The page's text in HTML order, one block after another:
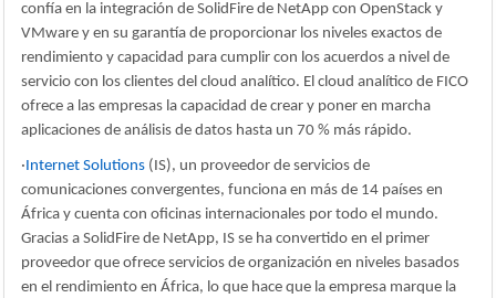
confía en la integración de SolidFire de NetApp con OpenStack y
VMware y en su garantía de proporcionar los niveles exactos de
rendimiento y capacidad para cumplir con los acuerdos a nivel de
servicio con los clientes del cloud analítico. El cloud analítico de FICO
ofrece a las empresas la capacidad de crear y poner en marcha
aplicaciones de análisis de datos hasta un 70 % más rápido.
·Internet Solutions (IS), un proveedor de servicios de
comunicaciones convergentes, funciona en más de 14 países en
África y cuenta con oficinas internacionales por todo el mundo.
Gracias a SolidFire de NetApp, IS se ha convertido en el primer
proveedor que ofrece servicios de organización en niveles basados
en el rendimiento en África, lo que hace que la empresa marque la